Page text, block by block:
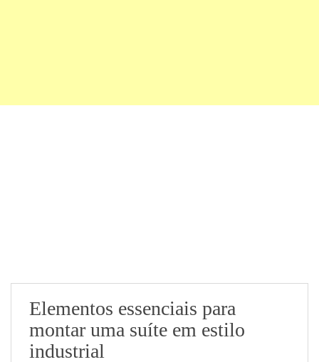
Elementos essenciais para
montar uma suíte em estilo
industrial